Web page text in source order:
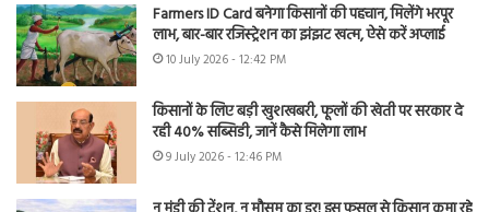
Farmers ID Card बनेगा किसानों की पहचान, मिलेंगे भरपूर
लाभ, बार-बार रजिस्ट्रेशन का झंझट खत्म, ऐसे करें अप्लाई
10 July 2026 - 12:42 PM
किसानों के लिए बड़ी खुशखबरी, फूलों की खेती पर सरकार दे
रही 40% सब्सिडी, जानें कैसे मिलेगा लाभ
9 July 2026 - 12:46 PM